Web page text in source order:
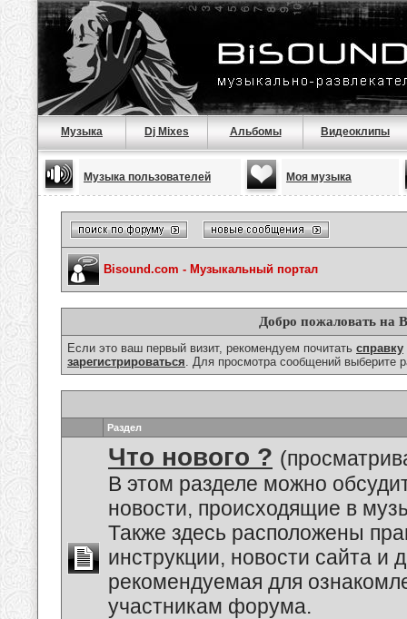
Музыка Dj Mixes Альбомы Видеоклипы
Музыка пользователей Моя музыка
Bisound.com - Музыкальный портал
Добро пожаловать на
Если это ваш первый визит, рекомендуем почитать справку
зарегистрироваться. Для просмотра сообщений выберите
Раздел
Что нового ?
В этом разделе можно
новости, происходящие в
Также здесь расположены
инструкции, новости сайта и
рекомендуемая для
участникам форума.